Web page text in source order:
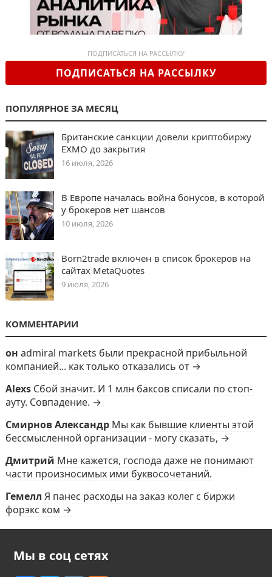
ПОДПИСАТЬСЯ НА РАССЫЛКУ
ПОДПИСАТЬСЯ НА РАССЫЛКУ
ПОПУЛЯРНОЕ ЗА МЕСЯЦ
Британские санкции довели криптобиржу
EXMO до закрытия
16 июля, 2026
В Европе началась война бонусов, в которой
у брокеров нет шансов
10 июля, 2026
Born2trade включен в список брокеров на
сайтах MetaQuotes
9 июля, 2026
КОММЕНТАРИИ
он admiral markets были прекрасной прибыльной
компанией... как только отказались от →
Alexs Сбой значит. И 1 млн баксов списали по стоп-
ауту. Совпадение. →
Смирнов Александр Мы как бывшие клиенты этой
бессмысленной организации - могу сказать, →
Дмитрий Мне кажется, господа даже не понимают
части произносимых ими буквосочетаний.
Гемелл Я панес расходы на заказ колег с биржи
форэкс ком →
Мы в соц сетях